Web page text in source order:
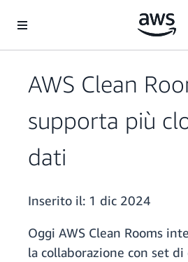
AWS Clean
supporta più
dati
Inserito il: 1 dic 2024
Oggi AWS Clean Rooms
la collaborazione con set